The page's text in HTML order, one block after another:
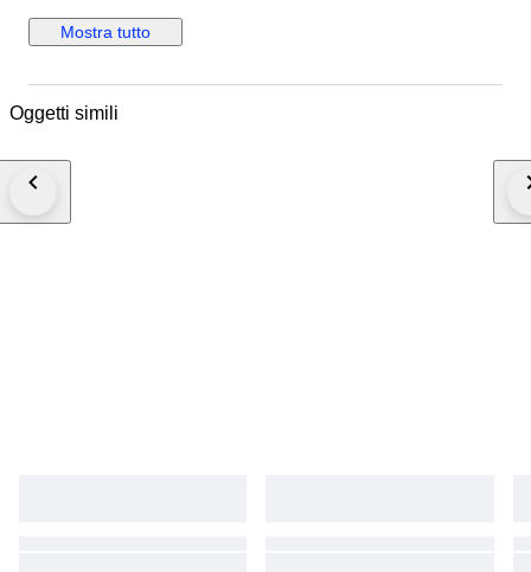
sulla seduta, come da foto. Meccanismi perfettamente funzionanti.
Mostra tutto
Oggetti simili